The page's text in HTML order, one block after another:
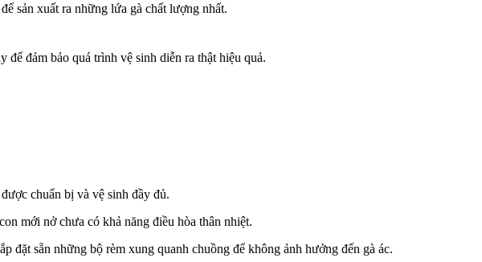
sản xuất ra những lứa gà chất lượng nhất.
đảm bảo quá trình vệ sinh diễn ra thật hiệu quả.
chuẩn bị và vệ sinh đầy đủ.
mới nở chưa có khả năng điều hòa thân nhiệt.
đặt sẵn những bộ rèm xung quanh chuồng để không ảnh hưởng đến gà ác.